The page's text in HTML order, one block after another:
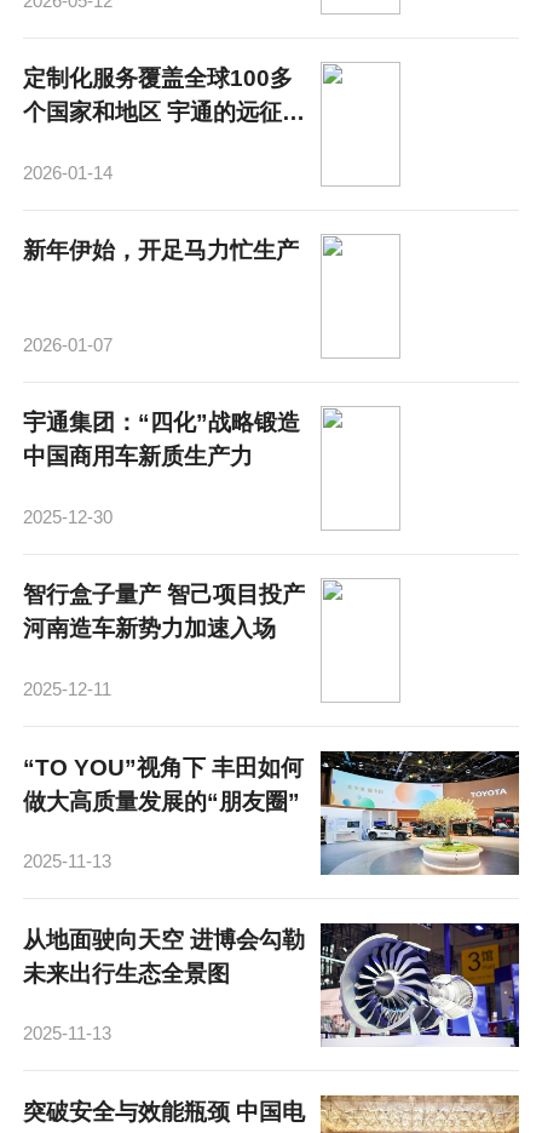
定制化服务覆盖全球100多
个国家和地区 宇通的远征：
2026-01-14
新年伊始，开足马力忙生产
2026-01-07
宇通集团：“四化”战略锻造
中国商用车新质生产力
2025-12-30
智行盒子量产 智己项目投产
河南造车新势力加速入场
2025-12-11
“TO YOU”视角下 丰田如何
做大高质量发展的“朋友圈”
2025-11-13
从地面驶向天空 进博会勾勒
未来出行生态全景图
2025-11-13
突破安全与效能瓶颈 中国电